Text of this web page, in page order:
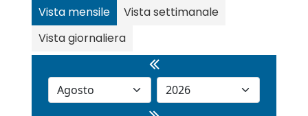
Vista mensile
Vista settimanale
Vista giornaliera